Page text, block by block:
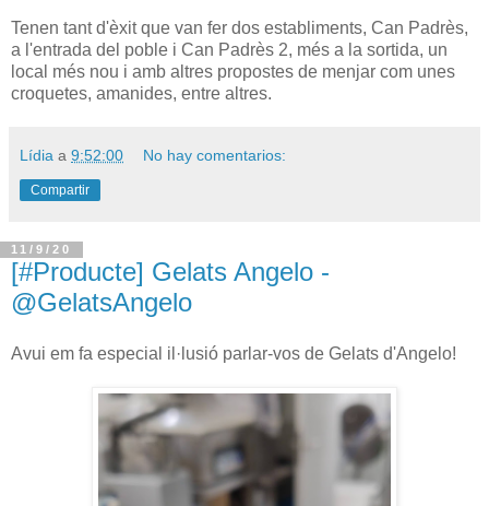
Tenen tant d'èxit que van fer dos establiments, Can Padrès,
a l'entrada del poble i Can Padrès 2, més a la sortida, un
local més nou i amb altres propostes de menjar com unes
croquetes, amanides, entre altres.
Lídia a 9:52:00 No hay comentarios:
Compartir
11/9/20
[#Producte] Gelats Angelo -
@GelatsAngelo
Avui em fa especial il·lusió parlar-vos de Gelats d'Angelo!